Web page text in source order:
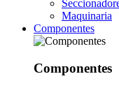
Maquinaria
Componentes
Componentes